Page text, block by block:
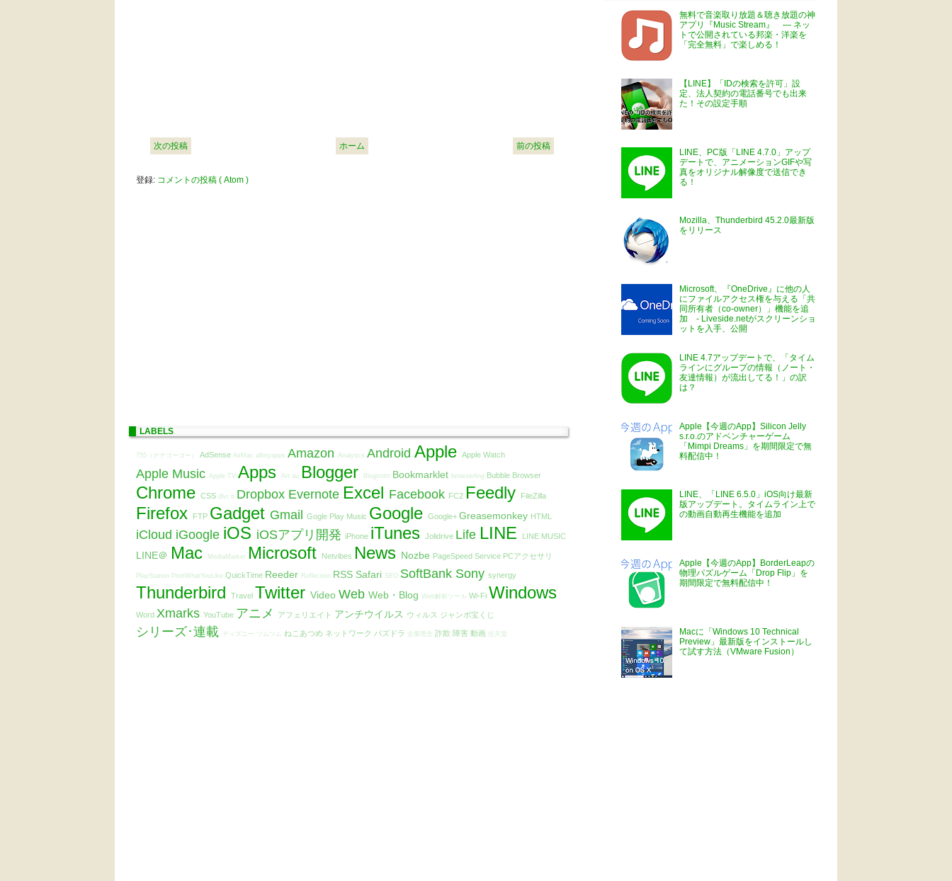
次の投稿 前の投稿
ホーム
登録: コメントの投稿 ( Atom )
LABELS
755（ナナゴーゴー） AdSense AirMac allmyapps Amazon Analytics Android Apple Apple Watch
Apple Music Apple TV Apps Art au Blogger Blogtrottr Bookmarklet browserling Bubble Browser
Chrome CSS dlvr.it Dropbox Evernote Excel Facebook FC2 Feedly FileZilla
Firefox FTP Gadget Gmail Gogle Play Music Google Google+ Greasemonkey HTML
iCloud iGoogle iOS iOSアプリ開発 iPhone iTunes Jolidrive Life LINE LINE MUSIC
LINE＠ Mac MediaMarker Microsoft Netvibes News Nozbe PageSpeed Service PCアクセサリ
PlayStation PrintWhatYouLike QuickTime Reeder Reflection RSS Safari SEO SoftBank Sony synergy
Thunderbird Travel Twitter Video Web Web・Blog Web解析ツール Wi-Fi Windows
Word Xmarks YouTube アニメ アフェリエイト アンチウイルス ウィルス ジャンボ宝くじ
シリーズ･連載 ディズニー ツムツム ねこあつめ ネットワーク パズドラ 企業理念 詐欺 障害 動画 任天堂
無料で音楽取り放題＆聴き放題の神
アプリ『Music Stream』 ― ネッ
トで公開されている邦楽・洋楽を
「完全無料」で楽しめる！
【LINE】「IDの検索を許可」設
定、法人契約の電話番号でも出来
た！その設定手順
LINE、PC版「LINE 4.7.0」アップ
デートで、アニメーションGIFや写
真をオリジナル解像度で送信でき
る！
Mozilla、Thunderbird 45.2.0最新版
をリリース
Microsoft、『OneDrive』に他の人
にファイルアクセス権を与える「共
同所有者（co-owner）」機能を追
加 - Liveside.netがスクリーンショ
ットを入手、公開
LINE 4.7アップデートで、「タイム
ラインにグループの情報（ノート・
友達情報）が流出してる！」の訳
は？
Apple【今週のApp】Silicon Jelly
s.r.o.のアドベンチャーゲーム
「Mimpi Dreams」を期間限定で無
料配信中！
LINE、「LINE 6.5.0」iOS向け最新
版アップデート。タイムライン上で
の動画自動再生機能を追加
Apple【今週のApp】BorderLeapの
物理パズルゲーム「Drop Flip」を
期間限定で無料配信中！
Macに「Windows 10 Technical
Preview」最新版をインストールし
て試す方法（VMware Fusion）